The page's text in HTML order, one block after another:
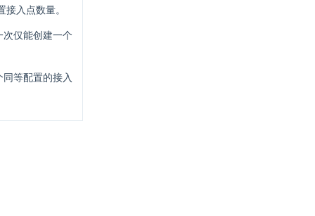
接入点数量。
仅能创建一个
等配置的接入